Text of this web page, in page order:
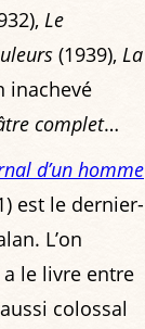
Le
(1939), La
inachevé
complet…
d’un homme
est le dernier-
L’on
le livre entre
colossal